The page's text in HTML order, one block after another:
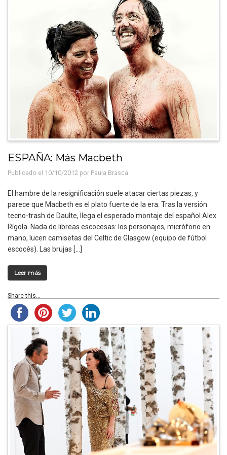
ESPAÑA: Más Macbeth
Publicado el 10/10/2012 por Paula Brasca
El hambre de la resignificación suele atacar ciertas piezas, y
parece que Macbeth es el plato fuerte de la era. Tras la versión
tecno-trash de Daulte, llega el esperado montaje del español Alex
Rígola. Nada de libreas escocesas: los personajes, micrófono en
mano, lucen camisetas del Celtic de Glasgow (equipo de fútbol
escocés). Las brujas […]
Leer más
Share this...